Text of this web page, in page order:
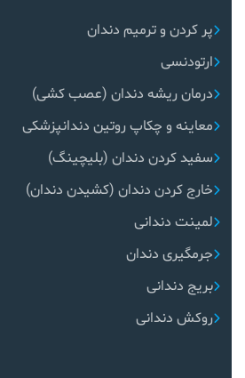
پر کردن و ترمیم دندان
ارتودنسی
درمان ریشه دندان (عصب کشی)
معاینه و چکاپ روتین دندانپزشکی
سفید کردن دندان (بلیچینگ)
خارج کردن دندان (کشیدن دندان)
لمینت دندانی
جرمگیری دندان
بریج دندانی
روکش دندانی